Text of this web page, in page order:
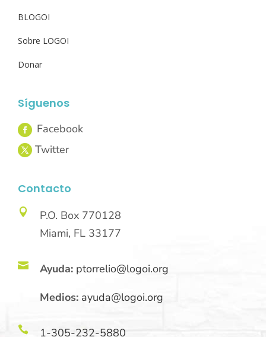
BLOGOI
Sobre LOGOI
Donar
Síguenos
Contacto

P.O. Box 770128
Miami, FL 33177
 Ayuda: ptorrelio@logoi.org
Medios: ayuda@logoi.org
 1-305-232-5880